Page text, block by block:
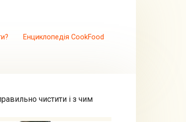
Енциклопедія CookFood
чистити і з чим